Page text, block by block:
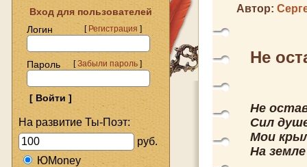
Вход для пользователей
Логин
[Регистрация]
Пароль [Забыли пароль]
На развитие Ты-Поэт:
руб.
ЮMoney
Автор:
Не
Не
Сил
Мои
На